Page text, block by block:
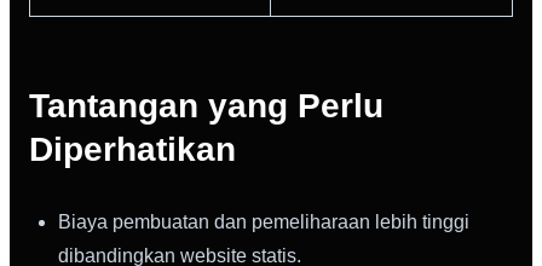
Tantangan yang Perlu
Diperhatikan
Biaya pembuatan dan pemeliharaan lebih tinggi
dibandingkan website statis.